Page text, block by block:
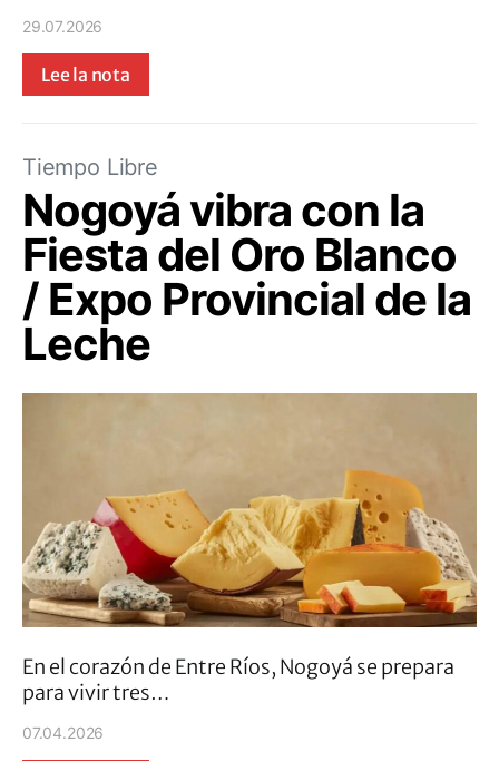
29.07.2026
Lee la nota
Tiempo Libre
Nogoyá vibra con la
Fiesta del Oro Blanco
/ Expo Provincial de la
Leche
En el corazón de Entre Ríos, Nogoyá se prepara
para vivir tres…
07.04.2026